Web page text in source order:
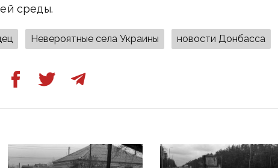
среды.
Невероятные села Украины новости Донбасса